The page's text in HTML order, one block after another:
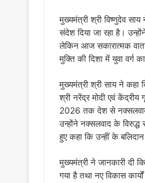
मुख्यमंत्री श्री विष्णुदेव
संदेश दिया जा रहा है।
लेकिन आज सकारात्मक
मुक्ति की दिशा में युवा वर्ग
मुख्यमंत्री श्री साय ने कहा
श्री नरेंद्र मोदी एवं
2026 तक देश से
उन्होंने नक्सलवाद के
हुए कहा कि उन्हीं के
मुख्यमंत्री ने जानकारी दी
गया है तथा नए विकास